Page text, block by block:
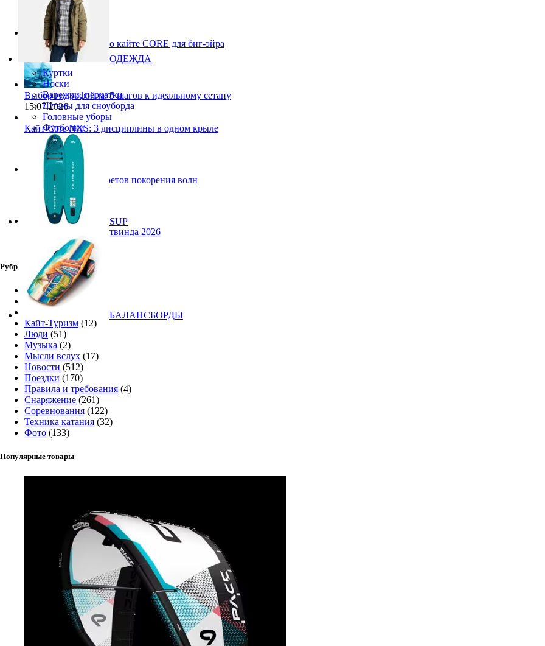
ОДЕЖДА
Куртки
Носки
Варежки, перчатки
Штаны для сноуборда
Головные уборы
Футболки
SUP
БАЛАНСБОРДЫ
Pace Pro 2: 5 фактов о кайте CORE для биг-эйра
27.07.2026
Выбор гидрофойла: 5 шагов к идеальному сетапу
15.07.2026
Кайт Core NXS: 3 дисциплины в одном крыле
14.07.2026
Ranja Schlotte: 5 секретов покорения волн
13.07.2026
Снаряжение для лайтвинда 2026
10.07.2026
Рубрики
SUP(9)
Видео(159)
Кайт-Туризм (12)
Люди (51)
Музыка (2)
Мысли вслух (17)
Новости (512)
Поездки (170)
Правила и требования (4)
Снаряжение (261)
Соревнования (122)
Техника катания (32)
Фото (133)
Популярные товары